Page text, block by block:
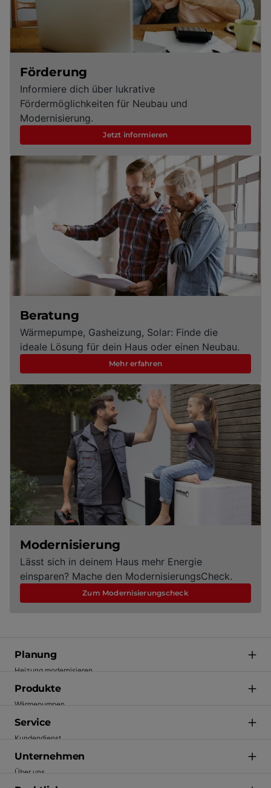
Förderung
Informiere dich über lukrative
Fördermöglichkeiten für Neubau und
Modernisierung.
Jetzt informieren
Beratung
Wärmepumpe, Gasheizung, Solar: Finde die
ideale Lösung für dein Haus oder einen Neubau.
Mehr erfahren
Modernisierung
Lässt sich in deinem Haus mehr Energie
einsparen? Mache den ModernisierungsCheck.
Zum Modernisierungscheck
Planung
Heizung modernisieren
Förderung
Energie einsparen
Inspiration
Produkte
Wärmepumpen
Gasheizungen
Heizkörper
Ölheizung (BOB)
Service
Kundendienst
Wartung
Apps
Unternehmen
Über uns